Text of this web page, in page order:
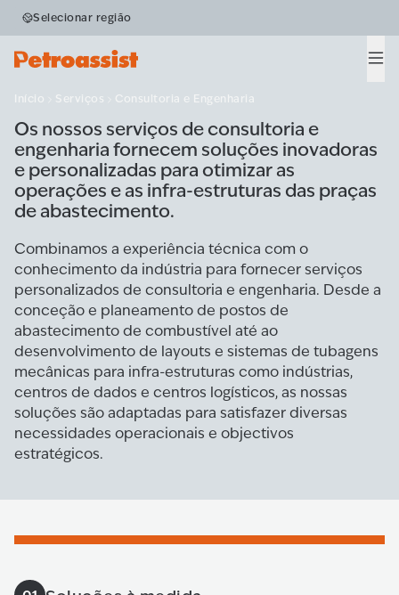
Selecionar região
Início Serviços Consultoria e Engenharia
Engenharia
Os nossos serviços de consultoria e
engenharia fornecem soluções inovadoras
e personalizadas para otimizar as
operações e as infra-estruturas das praças
de abastecimento.
Combinamos a experiência técnica com o
conhecimento da indústria para fornecer serviços
personalizados de consultoria e engenharia. Desde a
conceção e planeamento de postos de
abastecimento de combustível até ao
desenvolvimento de layouts e sistemas de tubagens
mecânicas para infra-estruturas como indústrias,
centros de dados e centros logísticos, as nossas
soluções são adaptadas para satisfazer diversas
necessidades operacionais e objectivos
estratégicos.